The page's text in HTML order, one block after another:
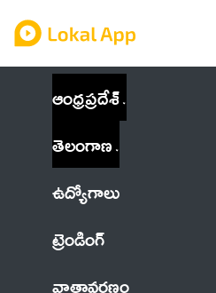
ఆంధ్రప్రదేశ్
తెలంగాణ
ఉద్యోగాలు
ట్రెండింగ్
వాతావరణం